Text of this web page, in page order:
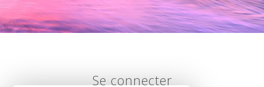
Se connecter